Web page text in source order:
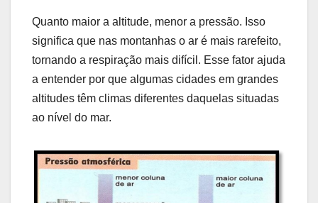
Quanto maior a altitude, menor a pressão. Isso
significa que nas montanhas o ar é mais rarefeito,
tornando a respiração mais difícil. Esse fator ajuda
a entender por que algumas cidades em grandes
altitudes têm climas diferentes daquelas situadas
ao nível do mar.